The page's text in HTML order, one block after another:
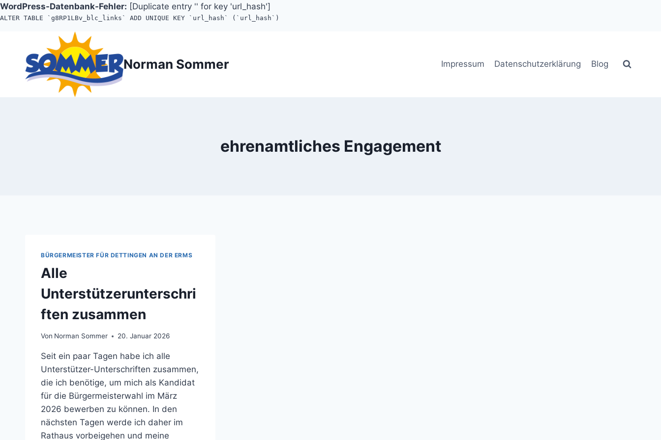
WordPress-Datenbank-Fehler: [Duplicate entry '' for key 'url_hash']
ALTER TABLE `g8RP1LBv_blc_links` ADD UNIQUE KEY `url_hash` (`url_hash`)
springen
Norman Sommer Impressum Datenschutzerklärung Blog
ehrenamtliches Engagement
BÜRGERMEISTER FÜR DETTINGEN AN DER ERMS
Alle
Unterstützerunterschri
ften zusammen
Von Norman Sommer 20. Januar 2026
Seit ein paar Tagen habe ich alle
Unterstützer-Unterschriften zusammen,
die ich benötige, um mich als Kandidat
für die Bürgermeisterwahl im März
2026 bewerben zu können. In den
nächsten Tagen werde ich daher im
Rathaus vorbeigehen und meine